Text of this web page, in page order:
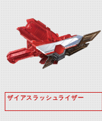
ザイアスラッシュライザー